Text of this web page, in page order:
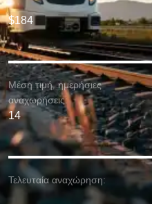
$184
Μέση τιμή. ημερήσιες
αναχωρήσεις:
14
Τελευταία αναχώρηση: